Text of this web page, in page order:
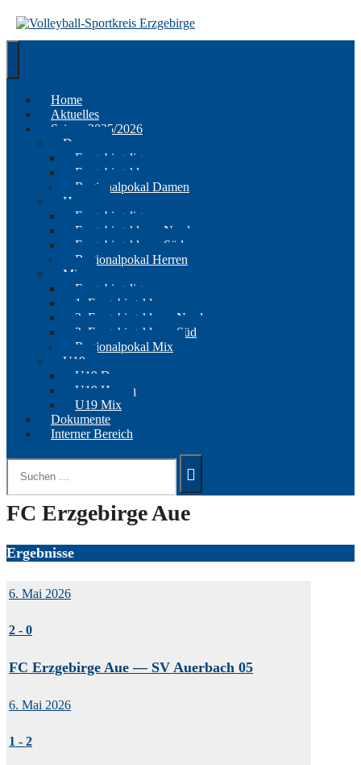
zum
Inhalt
Home
Aktuelles
Saison 2025/2026
Damen
Erzgebirgsliga
Erzgebirgsklasse
Regionalpokal Damen
Herren
Erzgebirgsliga
Erzgebirgsklasse Nord
Erzgebirgsklasse Süd
Regionalpokal Herren
Mix
Erzgebirgsliga
1. Erzgebirgsklasse
2. Erzgebirgsklasse Nord
2. Erzgebirgsklasse Süd
Regionalpokal Mix
U19
U19 Damen
U19 Herren
U19 Mix
Dokumente
Interner Bereich
Suchen
nach:
FC Erzgebirge Aue
Ergebnisse
6. Mai 2026
2 - 0
FC Erzgebirge Aue — SV Auerbach 05
6. Mai 2026
1 - 2